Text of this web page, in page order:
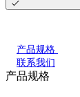
产品规格
联系我们
产品规格